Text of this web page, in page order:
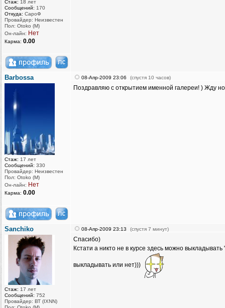
Стаж: 18 лет
Сообщений: 170
Откуда: СароФ
Провайдер: Неизвестен
Пол: Otoko (M)
Он-лайн: Нет
Карма: 0.00
Barbossa
Стаж: 17 лет
Сообщений: 330
Провайдер: Неизвестен
Пол: Otoko (M)
Он-лайн: Нет
Карма: 0.00
08-Апр-2009 23:06 (спустя 10 часов)
Поздравляю с открытием именной галереи! ) Жду
Sanchiko
Стаж: 17 лет
Сообщений: 752
Провайдер: ВТ (IXNN)
08-Апр-2009 23:13 (спустя 7 минут)
Спасибо)
Кстати а никто не в курсе здесь можно
выкладывать или нет)))